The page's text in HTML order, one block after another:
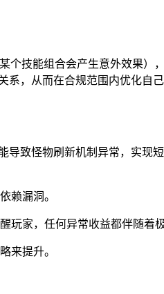
技能组合会产生意外效果）
，从而在合规范围内优化自
致怪物刷新机制异常，实现
赖漏洞。
玩家，任何异常收益都伴随着极
来提升。